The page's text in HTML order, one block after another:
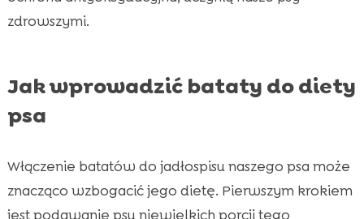
zdrowszymi.
Jak wprowadzić bataty do diety
psa
Włączenie batatów do jadłospisu naszego psa może
znacząco wzbogacić jego dietę. Pierwszym krokiem
jest podawanie psu niewielkich porcji tego